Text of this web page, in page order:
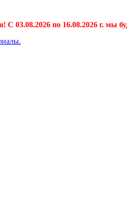
С 03.08.2026 по 16.08.2026 г. мы